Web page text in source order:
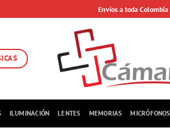
Envíos a toda Colombia
ILUMINACIÓN LENTES MEMORIAS MICRÓFONOS